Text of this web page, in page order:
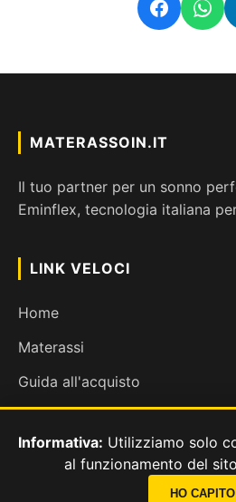
MATERASSOIN.IT
Il tuo partner per un sonno
Eminflex, tecnologia italiana
LINK VELOCI
Home
Materassi
Guida all'acquisto
Test del riposo
Informativa: Utilizziamo solo
al funzionamento del
HO CAPITO